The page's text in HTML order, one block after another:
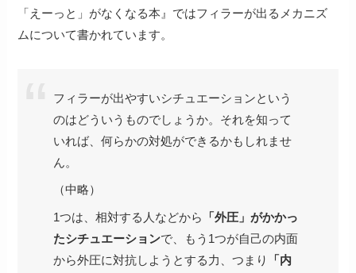
「えーっと」がなくなる本』ではフィラーが出るメカニズ
ムについて書かれています。
フィラーが出やすいシチュエーションという
のはどういうものでしょうか。それを知って
いれば、何らかの対処ができるかもしれませ
ん。
（中略）
1つは、相対する人などから
「外圧」がかかっ
たシチュエーションで、もう1つが自己の内面
から外圧に対抗しようとする力、つまり
「内